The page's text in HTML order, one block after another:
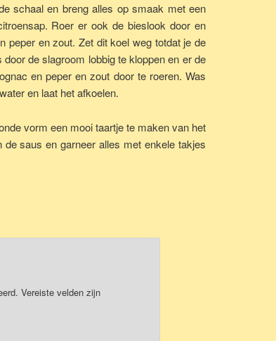
schaal en breng alles op smaak met een
Roer er ook de bieslook door en
peper en zout. Zet dit koel weg totdat je de
de slagroom lobbig te kloppen en er de
en peper en zout door te roeren. Was
en laat het afkoelen.
vorm een mooi taartje te maken van het
saus en garneer alles met enkele takjes
Vereiste velden zijn